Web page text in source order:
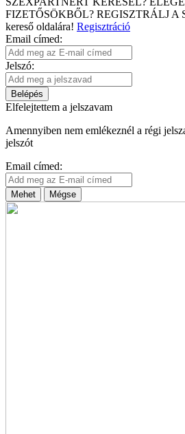
FIZETŐSÖKBŐL? REGISZTRÁLJ A
kereső oldalára! Regisztráció
Email címed:
Jelszó:
Belépés
Elfelejtettem a jelszavam
Amennyiben nem emlékeznél a régi
jelszót
Email címed:
Mehet Mégse